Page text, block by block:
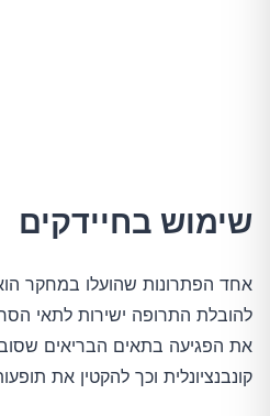
שימוש בחיידקים
אחד הפתרונות שהועלו במחקר
להובלת התרופה ישירות לתאי
את הפגיעה בתאים הבריאים
קונבנציונלית וכך להקטין את